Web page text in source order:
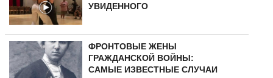
УВИДЕННОГО
ФРОНТОВЫЕ ЖЕНЫ
ГРАЖДАНСКОЙ ВОЙНЫ:
САМЫЕ ИЗВЕСТНЫЕ СЛУЧАИ